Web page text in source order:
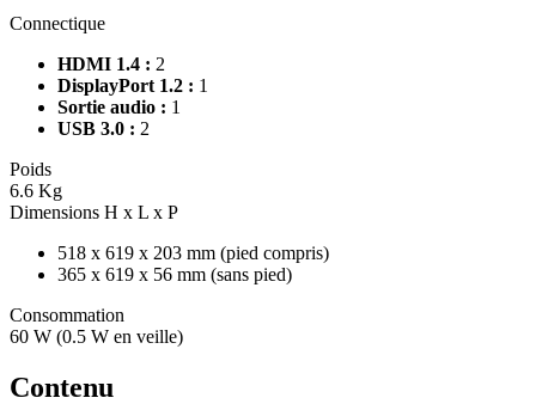
Connectique
HDMI 1.4 : 2
DisplayPort 1.2 : 1
Sortie audio : 1
USB 3.0 : 2
Poids
6.6 Kg
Dimensions H x L x P
518 x 619 x 203 mm (pied compris)
365 x 619 x 56 mm (sans pied)
Consommation
60 W (0.5 W en veille)
Contenu